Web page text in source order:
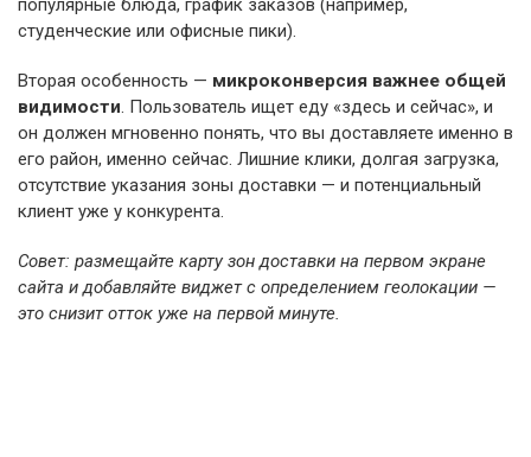
популярные блюда, график заказов (например,
студенческие или офисные пики).
Вторая особенность — микроконверсия важнее общей
видимости. Пользователь ищет еду «здесь и сейчас», и
он должен мгновенно понять, что вы доставляете именно в
его район, именно сейчас. Лишние клики, долгая загрузка,
отсутствие указания зоны доставки — и потенциальный
клиент уже у конкурента.
Совет: размещайте карту зон доставки на первом экране
сайта и добавляйте виджет с определением геолокации —
это снизит отток уже на первой минуте.